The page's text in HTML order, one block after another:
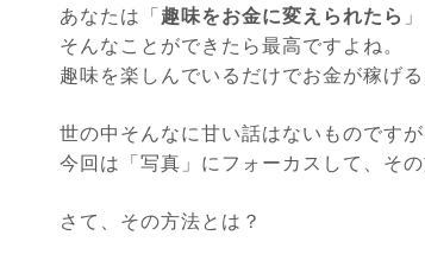
あなたは「 趣味をお金に変えられたら
そんなことができたら最高ですよね。
趣味を楽しんでいるだけでお金が稼げ
世の中そんなに甘い話はないものです
今回は「写真」にフォーカスして、その
さて、その方法とは？